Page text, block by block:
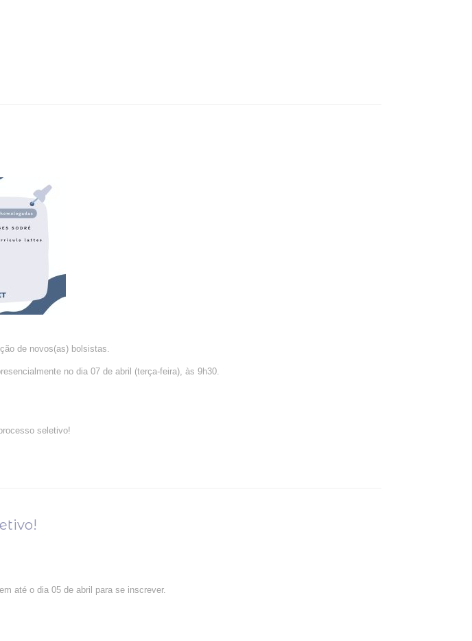
de novos(as) bolsistas.
no dia 07 de abril (terça-feira), às 9h30.
seletivo!
até o dia 05 de abril para se inscrever.